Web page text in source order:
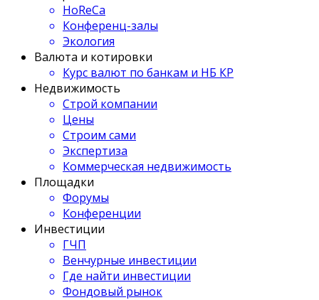
HoReCa
Конференц-залы
Экология
Валюта и котировки
Курс валют по банкам и НБ КР
Недвижимость
Строй компании
Цены
Строим сами
Экспертиза
Коммерческая недвижимость
Площадки
Форумы
Конференции
Инвестиции
ГЧП
Венчурные инвестиции
Где найти инвестиции
Фондовый рынок